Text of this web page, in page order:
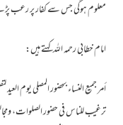
معلوم ہوگی جس سے کفار پر رعب پڑے گا۔
امام خطابی رحمہ اللہ کہتے ہیں:
أمر جميع النساء بحضور المصلى يوم
ترغيب للناس فی حضور الصلوات،